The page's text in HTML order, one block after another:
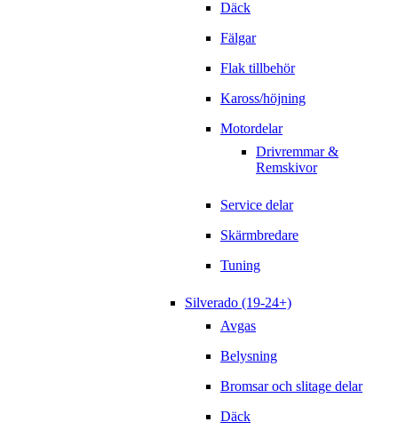
Däck
Fälgar
Flak tillbehör
Kaross/höjning
Motordelar
Drivremmar &
Remskivor
Service delar
Skärmbredare
Tuning
Silverado (19-24+)
Avgas
Belysning
Bromsar och slitage delar
Däck